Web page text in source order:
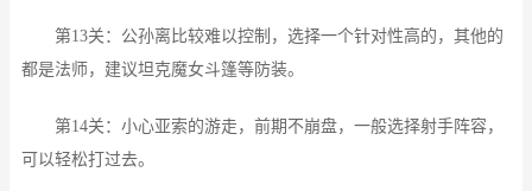
第13关：公孙离比较难以控制，选择一个针对性高的，其他的
都是法师，建议坦克魔女斗篷等防装。
第14关：小心亚索的游走，前期不崩盘，一般选择射手阵容，
可以轻松打过去。